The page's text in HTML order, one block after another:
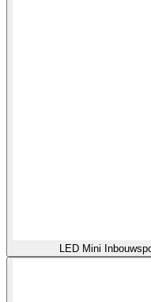
LED Mini